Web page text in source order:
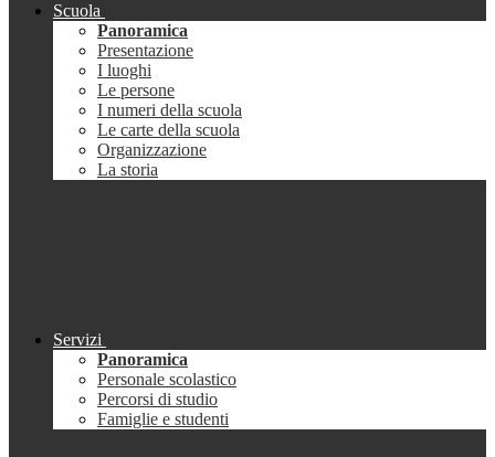
Scuola
Panoramica
Presentazione
I luoghi
Le persone
I numeri della scuola
Le carte della scuola
Organizzazione
La storia
Servizi
Panoramica
Personale scolastico
Percorsi di studio
Famiglie e studenti